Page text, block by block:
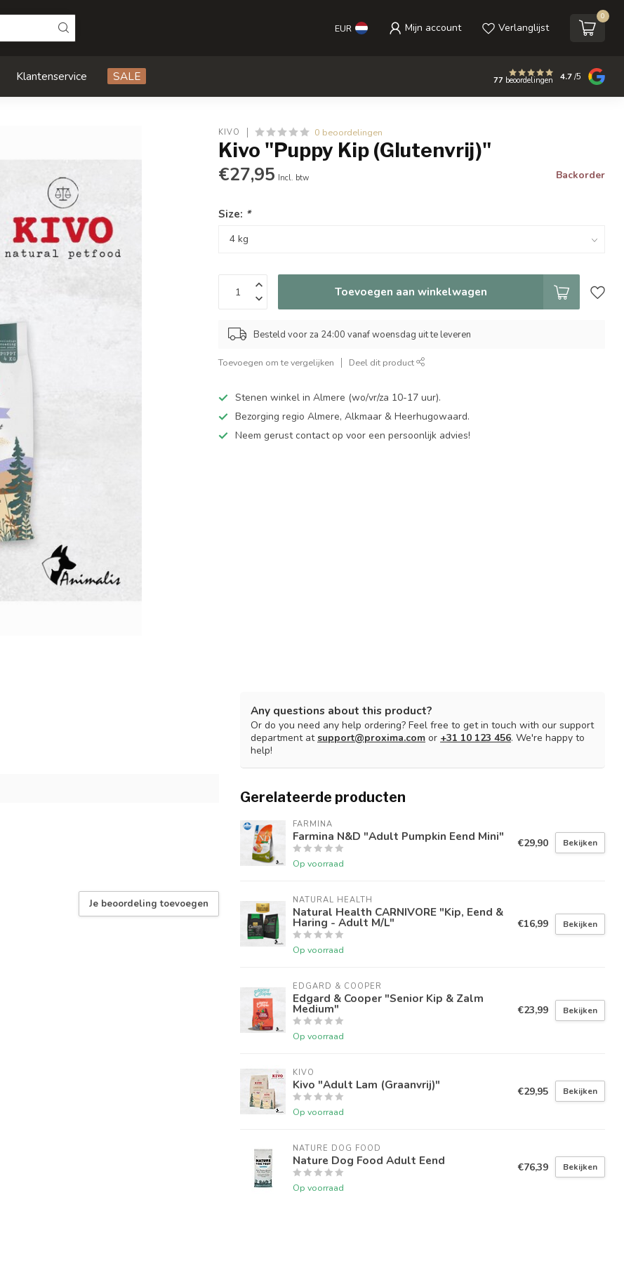
EUR Mijn account Verlanglijst
0
Klantenservice SALE 77 beoordelingen 4.7/5
KIVO 0 beoordelingen
Kivo "Puppy Kip (Glutenvrij)"
€27,95 Incl. btw Backorder
Size: *
Toevoegen aan winkelwagen
Besteld voor za 24:00 vanaf woensdag uit te leveren
Toevoegen om te vergelijken Deel dit product
Stenen winkel in Almere (wo/vr/za 10-17 uur).
Bezorging regio Almere, Alkmaar & Heerhugowaard.
Neem gerust contact op voor een persoonlijk advies!
Je beoordeling toevoegen
Any questions about this product?
Or do you need any help ordering? Feel free to get in touch with our support
department atsupport@proxima.com or +31 10 123 456. We're happy to
help!
Gerelateerde producten
FARMINA
Farmina N&D "Adult Pumpkin Eend Mini"
Op voorraad
€29,90 Bekijken
NATURAL HEALTH
Natural Health CARNIVORE "Kip, Eend &
Haring - Adult M/L"
Op voorraad
€16,99 Bekijken
EDGARD & COOPER
Edgard & Cooper "Senior Kip & Zalm
Medium"
Op voorraad
€23,99 Bekijken
KIVO
Kivo "Adult Lam (Graanvrij)"
Op voorraad
€29,95 Bekijken
NATURE DOG FOOD
Nature Dog Food Adult Eend
Op voorraad
€76,39 Bekijken